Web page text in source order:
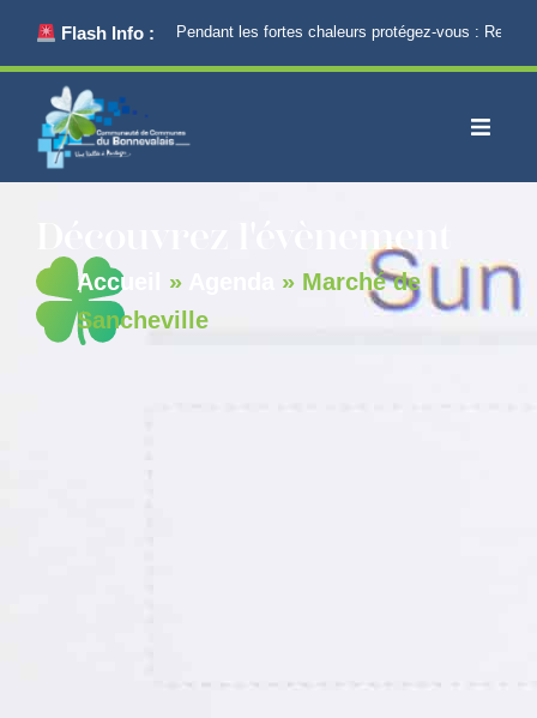
principalFlash Info : Pendant les fortes chaleurs protégez-vous :
Découvrez l'évènement
Accueil » » Marché de
Sancheville